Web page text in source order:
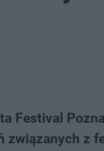
Festival
związanych z